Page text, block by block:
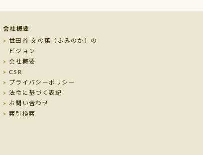
会社概要
世田谷 文の菓（ふみのか）の
ビジョン
会社概要
CSR
プライバシーポリシー
法令に基づく表記
お問い合わせ
索引検索